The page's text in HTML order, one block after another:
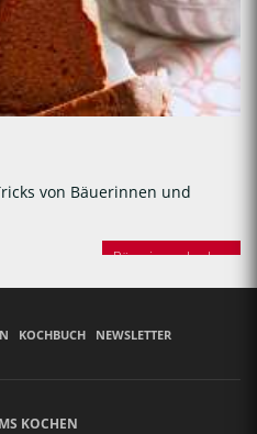
von Bäuerinnen und
Bäuerinnen backen
KOCHBUCH NEWSLETTER
KOCHEN